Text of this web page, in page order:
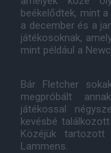
beékelődtek, mint
a december és a
játékosoknak,
mint például a
Bár Fletcher
megpróbált
játékossal
kevésbé
Közéjük tartozott
Lammens.